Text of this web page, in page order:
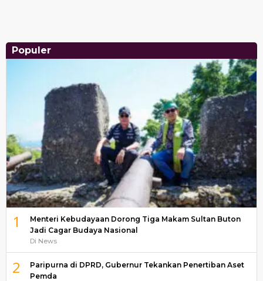
Populer
1
Menteri Kebudayaan Dorong Tiga Makam Sultan Buton
Jadi Cagar Budaya Nasional
Di News
2
Paripurna di DPRD, Gubernur Tekankan Penertiban Aset
Pemda